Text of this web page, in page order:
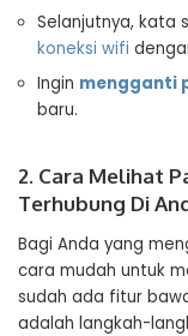
Selanjutnya, kata
koneksi wifi
Ingin mengganti
baru.
2. Cara Melihat
Terhubung Di
Bagi Anda yang
cara mudah untuk
sudah ada fitur
adalah langkah-